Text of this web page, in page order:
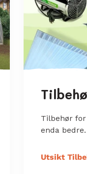
Tilbehør
enda bedre.
Utsikt